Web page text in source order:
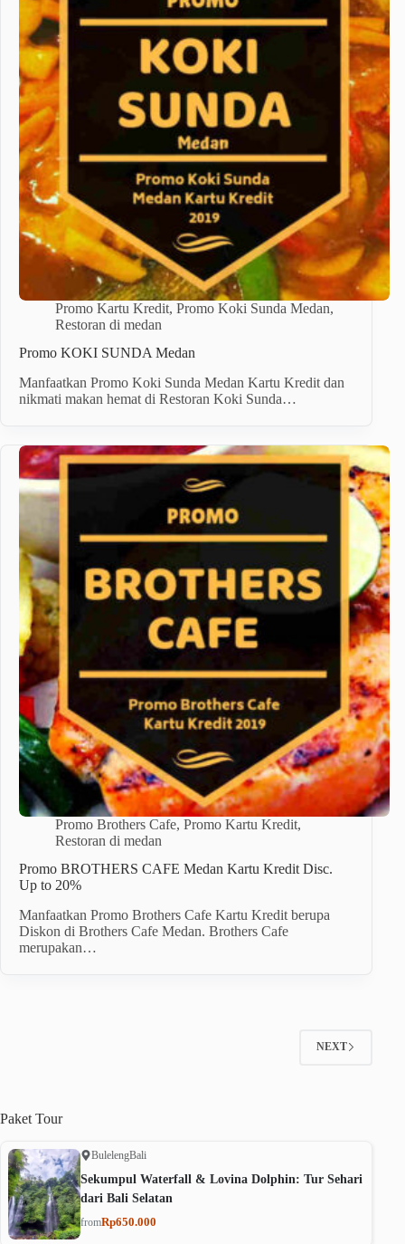
Promo Kartu Kredit, Promo Koki Sunda Medan,
Restoran di medan
Promo KOKI SUNDA Medan
Manfaatkan Promo Koki Sunda Medan Kartu Kredit dan
nikmati makan hemat di Restoran Koki Sunda…
Promo Brothers Cafe, Promo Kartu Kredit,
Restoran di medan
Promo BROTHERS CAFE Medan Kartu Kredit Disc.
Up to 20%
Manfaatkan Promo Brothers Cafe Kartu Kredit berupa
Diskon di Brothers Cafe Medan. Brothers Cafe
merupakan…
NEXT
Paket Tour
BulelengBali
Sekumpul Waterfall & Lovina Dolphin: Tur Sehari
dari Bali Selatan
fromRp650.000